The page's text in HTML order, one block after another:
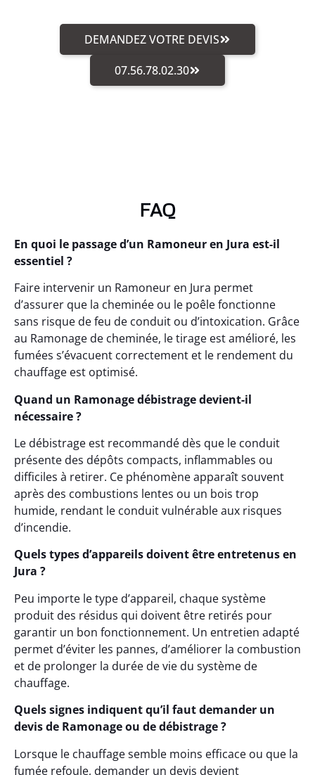
DEMANDEZ VOTRE DEVIS
07.56.78.02.30
FAQ
En quoi le passage d’un Ramoneur en Jura est-il
essentiel ?
Faire intervenir un Ramoneur en Jura permet
d’assurer que la cheminée ou le poêle fonctionne
sans risque de feu de conduit ou d’intoxication. Grâce
au Ramonage de cheminée, le tirage est amélioré, les
fumées s’évacuent correctement et le rendement du
chauffage est optimisé.
Quand un Ramonage débistrage devient-il
nécessaire ?
Le débistrage est recommandé dès que le conduit
présente des dépôts compacts, inflammables ou
difficiles à retirer. Ce phénomène apparaît souvent
après des combustions lentes ou un bois trop
humide, rendant le conduit vulnérable aux risques
d’incendie.
Quels types d’appareils doivent être entretenus en
Jura ?
Peu importe le type d’appareil, chaque système
produit des résidus qui doivent être retirés pour
garantir un bon fonctionnement. Un entretien adapté
permet d’éviter les pannes, d’améliorer la combustion
et de prolonger la durée de vie du système de
chauffage.
Quels signes indiquent qu’il faut demander un
devis de Ramonage ou de débistrage ?
Lorsque le chauffage semble moins efficace ou que la
fumée refoule, demander un devis devient